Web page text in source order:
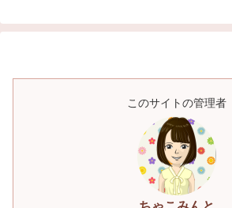
このサイトの管理者